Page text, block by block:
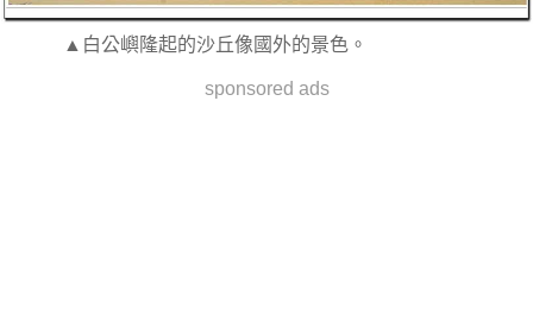
▲白公嶼隆起的沙丘像國外的景色。
sponsored ads